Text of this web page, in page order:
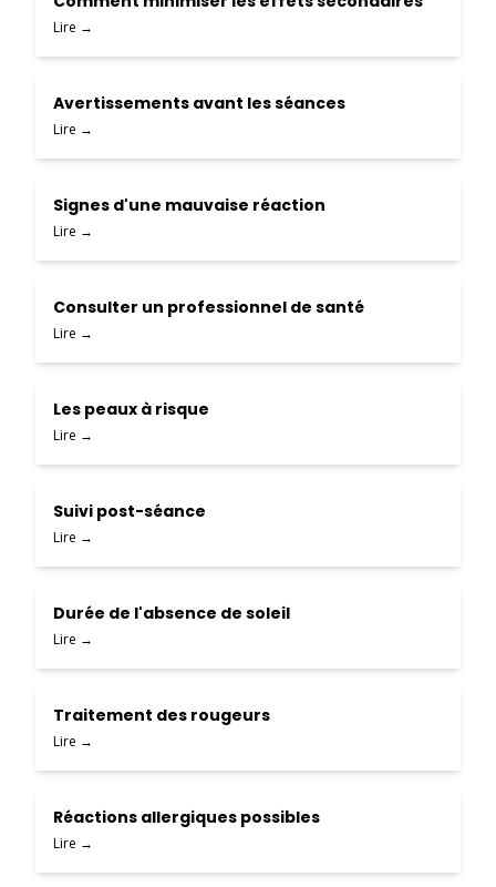
Lire →
Avertissements avant les séances
Lire →
Signes d'une mauvaise réaction
Lire →
Consulter un professionnel de santé
Lire →
Les peaux à risque
Lire →
Suivi post-séance
Lire →
Durée de l'absence de soleil
Lire →
Traitement des rougeurs
Lire →
Réactions allergiques possibles
Lire →